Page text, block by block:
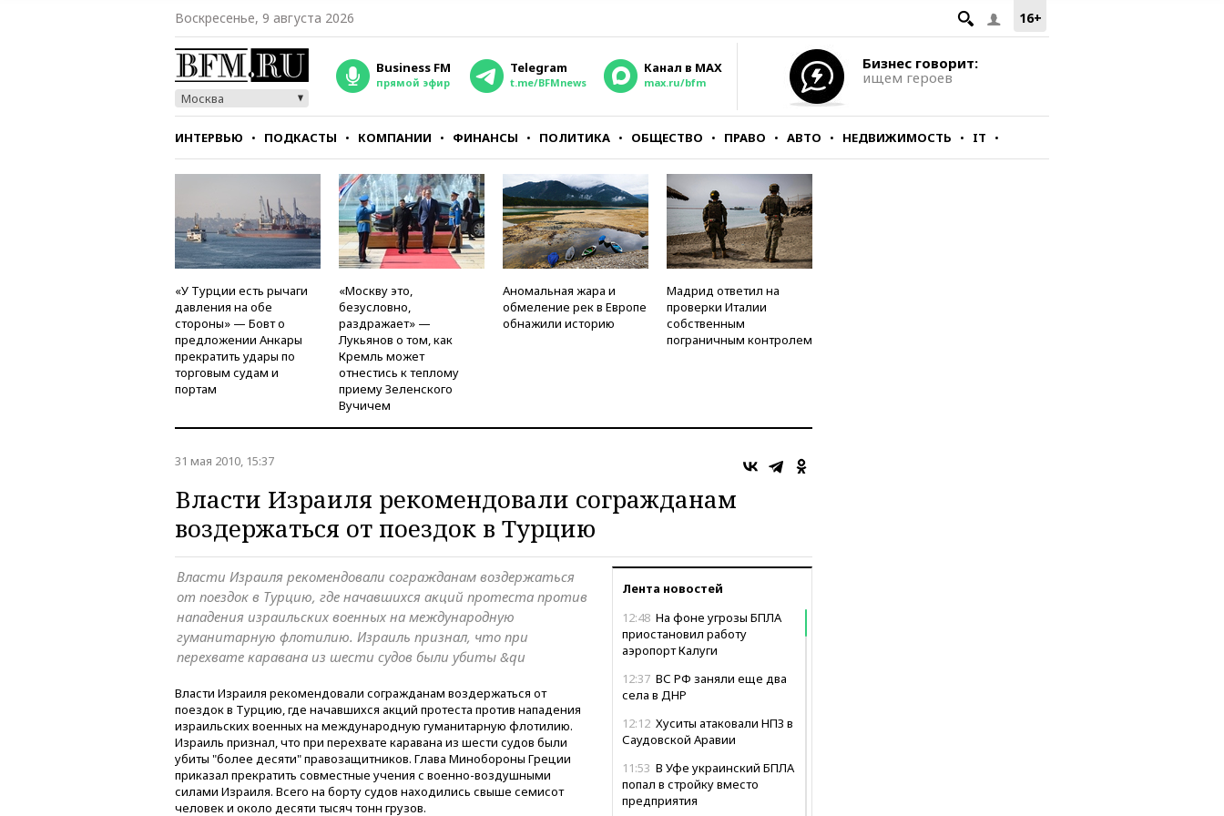
16+
Воскресенье, 9 августа 2026
Москва
Business FM
прямой эфир
Telegram
t.me/BFMnews
Канал в MAX
max.ru/bfm
Бизнес говорит:
ищем героев
ИНТЕРВЬЮ ПОДКАСТЫ КОМПАНИИ ФИНАНСЫ ПОЛИТИКА ОБЩЕСТВО ПРАВО АВТО НЕДВИЖИМОСТЬ IT
СТИЛЬ ТЕСТЫ
«У Турции есть рычаги
давления на обе
стороны» — Бовт о
предложении Анкары
прекратить удары по
торговым судам и
портам
«Москву это,
безусловно,
раздражает» —
Лукьянов о том, как
Кремль может
отнестись к теплому
приему Зеленского
Вучичем
Аномальная жара и
обмеление рек в Европе
обнажили историю
Мадрид ответил на
проверки Италии
собственным
пограничным контролем
31 мая 2010, 15:37
Власти Израиля рекомендовали согражданам
воздержаться от поездок в Турцию
Лента новостей
12:48 На фоне угрозы БПЛА
приостановил работу
аэропорт Калуги
12:37 ВС РФ заняли еще два
села в ДНР
12:12 Хуситы атаковали НПЗ в
Саудовской Аравии
11:53 В Уфе украинский БПЛА
попал в стройку вместо
предприятия
Власти Израиля рекомендовали согражданам воздержаться
от поездок в Турцию, где начавшихся акций протеста против
нападения израильских военных на международную
гуманитарную флотилию. Израиль признал, что при
перехвате каравана из шести судов были убиты &qu
Власти Израиля рекомендовали согражданам воздержаться от
поездок в Турцию, где начавшихся акций протеста против нападения
израильских военных на международную гуманитарную флотилию.
Израиль признал, что при перехвате каравана из шести судов были
убиты "более десяти" правозащитников. Глава Минобороны Греции
приказал прекратить совместные учения с военно-воздушными
силами Израиля. Всего на борту судов находились свыше семисот
человек и около десяти тысяч тонн грузов.